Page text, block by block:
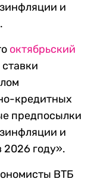
и
октябрьский
кредитных
предпосылки
и
году».
ВТБ